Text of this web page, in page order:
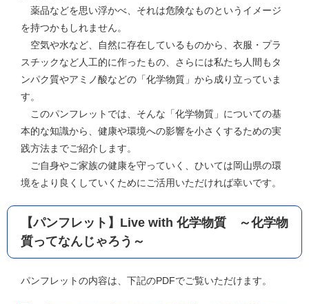
薬品などを思い浮かべ、それは危険なものというイメージ
を持つかもしれません。
空気や水など、自然に存在しているものから、衣服・プラ
スチックなど人工的に作ったもの、さらには私たち人間もタ
ンパク質やアミノ酸などの「化学物質」から成り立っていま
す。
このパンフレットでは、そんな「化学物質」についての基
本的な知識から、健康や環境への影響を小さくするための実
践方法までご紹介します。
ご自身やご家族の健康を守っていく、ひいては岡山県の環
境をより良くしていくためにご活用いただければ幸いです。
【パンフレット】Live with 化学物質 ～化学物
質ってなんじゃろう～
パンフレットの内容は、下記のPDFでご覧いただけます。